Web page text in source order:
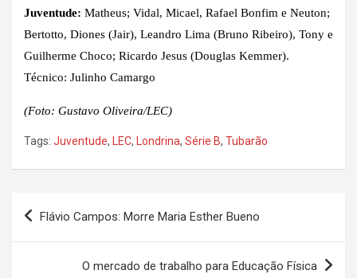
Juventude: Matheus; Vidal, Micael, Rafael Bonfim e Neuton;
Bertotto, Diones (Jair), Leandro Lima (Bruno Ribeiro), Tony e
Guilherme Choco; Ricardo Jesus (Douglas Kemmer).
Técnico: Julinho Camargo
(Foto: Gustavo Oliveira/LEC)
Tags: Juventude, LEC, Londrina, Série B, Tubarão
Flávio Campos: Morre Maria Esther Bueno
O mercado de trabalho para Educação Física